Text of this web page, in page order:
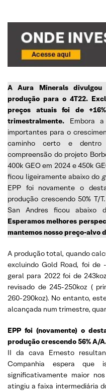
A Aura Minerals divulgou
produção para o 4T22.
preços atuais foi de
trimestralmente. Embora
importantes para o
caminho certo e dentro
compreensão do projeto
400k GEO em 2024 e 450k
ficou ligeiramente abaixo do
EPP foi novamente o
produção crescendo 50% T/
San Andres ficou abaixo
Esperamos melhores
mantemos nosso preço-alvo
A produção total, quando
excluindo Gold Road, foi de
geral para 2022 foi de
revisado de 245-250koz (
260-290koz). No entanto,
alcançada num trimestre,
EPP foi (novamente) o
produção crescendo 56% A/
II da cava Ernesto
Companhia espera que
significativamente maior
atingiu a faixa intermediária